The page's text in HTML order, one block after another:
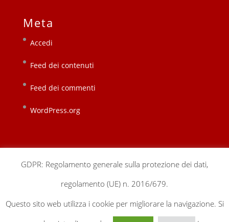
Meta
Accedi
Feed dei contenuti
Feed dei commenti
WordPress.org
sedi locali sostienici
contatti
gestionale
privacy & cookie policy
GDPR: Regolamento generale sulla protezione dei dati,
regolamento (UE) n. 2016/679.
Questo sito web utilizza i cookie per migliorare la navigazione. Si